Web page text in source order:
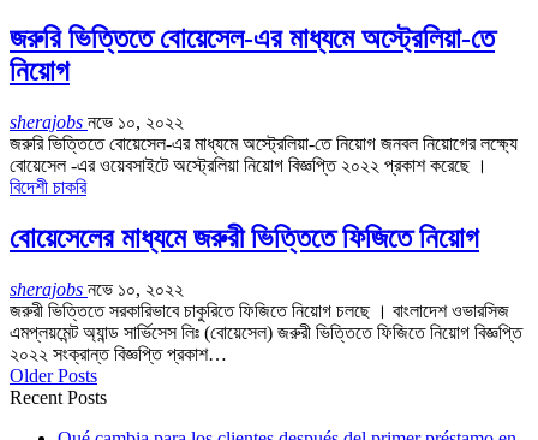
জরুরি ভিত্তিতে বােয়েসেল-এর মাধ্যমে অস্ট্রেলিয়া-তে
নিয়ােগ
sherajobs নভে ১০, ২০২২
জরুরি ভিত্তিতে বােয়েসেল-এর মাধ্যমে অস্ট্রেলিয়া-তে নিয়ােগ জনবল নিয়োগের লক্ষ্যে
বোয়েসেল -এর ওয়েবসাইটে অস্ট্রেলিয়া নিয়োগ বিজ্ঞপ্তি ২০২২ প্রকাশ করেছে ।
বিদেশী চাকরি
বোয়েসেলের মাধ্যমে জরুরী ভিত্তিতে ফিজিতে নিয়োগ
sherajobs নভে ১০, ২০২২
জরুরী ভিত্তিতে সরকারিভাবে চাকুরিতে ফিজিতে নিয়োগ চলছে । বাংলাদেশ ওভারসিজ
এমপ্লয়মেন্ট অ্যান্ড সার্ভিসেস লিঃ (বোয়েসেল) জরুরী ভিত্তিতে ফিজিতে নিয়োগ বিজ্ঞপ্তি
২০২২ সংক্রান্ত বিজ্ঞপ্তি প্রকাশ…
Older Posts
Recent Posts